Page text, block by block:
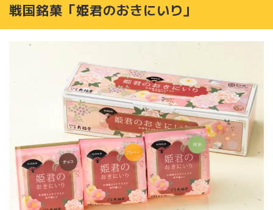
戦国銘菓「姫君のおきにいり」